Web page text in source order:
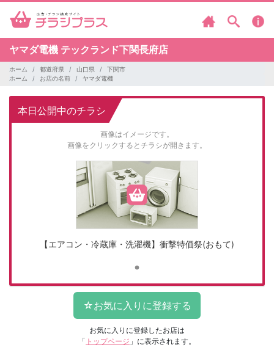
ヤマダ電機 テックランド下関長府店
ホーム 都道府県 山口県
下関市
ホーム
お店の名前 ヤマダ電機
本日公開中のチラシ
画像はイメージです。
画像をクリックするとチラシが開きます。
【エアコン・冷蔵庫・洗濯機】衝撃特価祭(おもて)
お気に入りに登録したお店は
「 トップページ 」に表示されます。